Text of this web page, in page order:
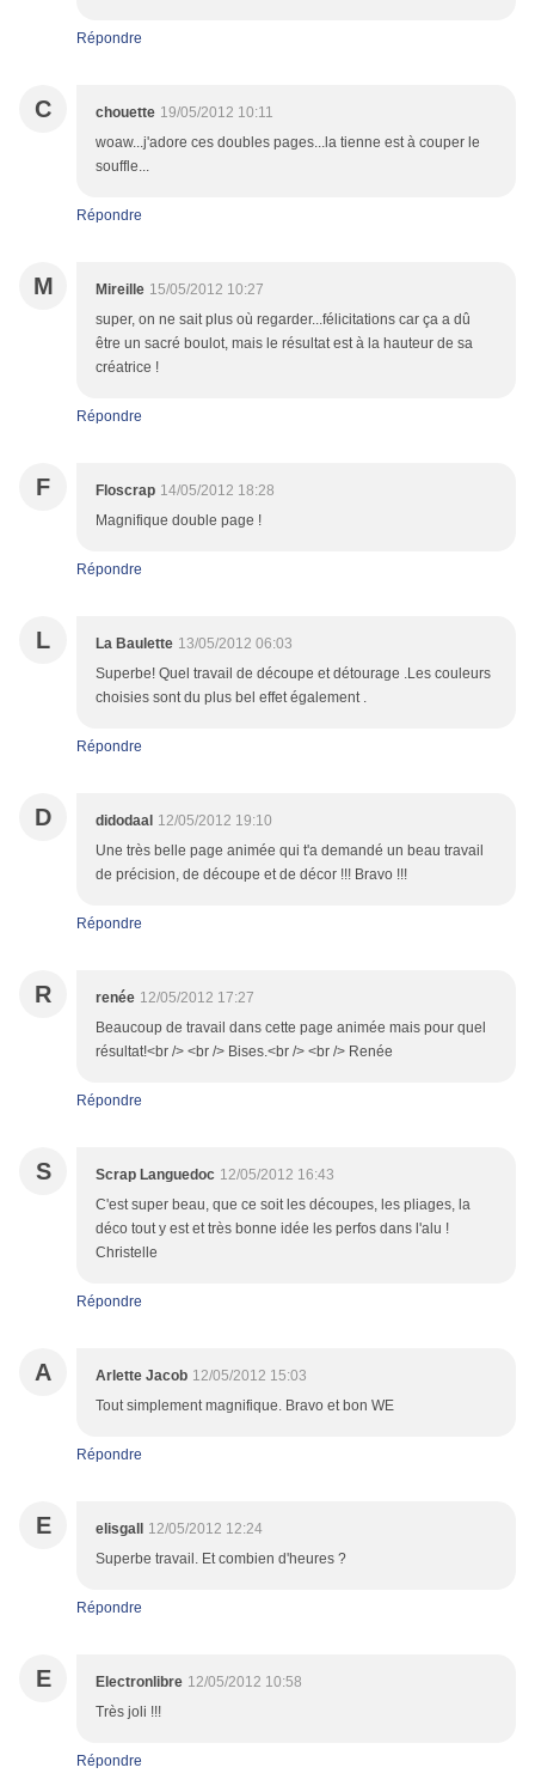
Répondre
C chouette 19/05/2012 10:11
woaw...j'adore ces doubles pages...la tienne est à couper le
souffle...
Répondre
M Mireille 15/05/2012 10:27
super, on ne sait plus où regarder...félicitations car ça a dû
être un sacré boulot, mais le résultat est à la hauteur de sa
créatrice !
Répondre
F Floscrap 14/05/2012 18:28
Magnifique double page !
Répondre
L La Baulette 13/05/2012 06:03
Superbe! Quel travail de découpe et détourage .Les couleurs
choisies sont du plus bel effet également .
Répondre
D didodaal 12/05/2012 19:10
Une très belle page animée qui t'a demandé un beau travail
de précision, de découpe et de décor !!! Bravo !!!
Répondre
R renée 12/05/2012 17:27
Beaucoup de travail dans cette page animée mais pour quel
résultat!<br /> <br /> Bises.<br /> <br /> Renée
Répondre
S Scrap Languedoc 12/05/2012 16:43
C'est super beau, que ce soit les découpes, les pliages, la
déco tout y est et très bonne idée les perfos dans l'alu !
Christelle
Répondre
A Arlette Jacob 12/05/2012 15:03
Tout simplement magnifique. Bravo et bon WE
Répondre
E elisgall
12/05/2012 12:24
Superbe travail. Et combien d'heures ?
Répondre
E Electronlibre 12/05/2012 10:58
Très joli !!!
Répondre